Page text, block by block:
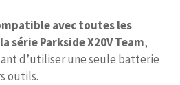
avec toutes les
série Parkside X20V Team,
d’utiliser une seule batterie
outils.